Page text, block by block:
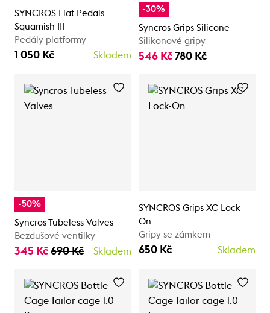
SYNCROS Flat Pedals
Squamish III
Pedály platformy
1 050 Kč Skladem
-30%
Syncros Grips Silicone
Silikonové gripy
546 Kč 780 Kč
-50%
Syncros Tubeless Valves
Bezdušové ventilky
345 Kč 690 Kč Skladem
SYNCROS Grips XC Lock-
On
Gripy se zámkem
650 Kč Skladem